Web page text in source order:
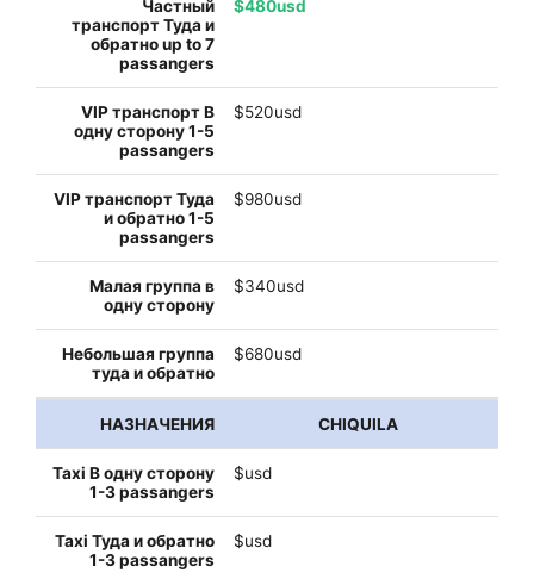
$480usd
$520usd
$980usd
$340usd
$680usd
CHIQUILA
$usd
$usd